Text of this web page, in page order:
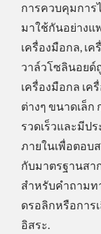
การควบคุมการ
มาใช้กันอย่างแ
เครื่องมือกล, เ
วาล์วโซลินอยด์
เครื่องมือกล เค
ต่างๆ ขนาดเล็
รวดเร็วและมีป
ภายในเพื่อตอบ
กับมาตรฐานสาก
สำหรับคำถามท
ดรอลิกหรือการ
อิสระ.